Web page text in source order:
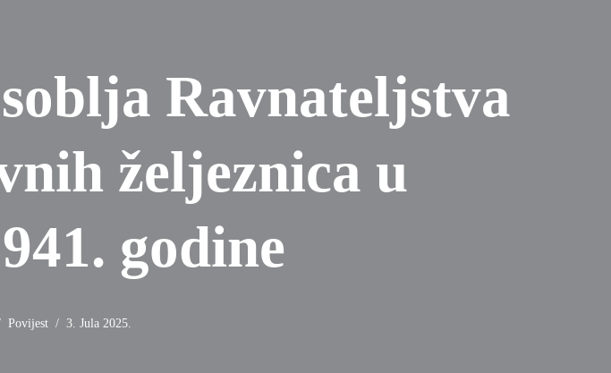
Ravnateljstva
željeznica u
godine
Povijest 3. Jula 2025.